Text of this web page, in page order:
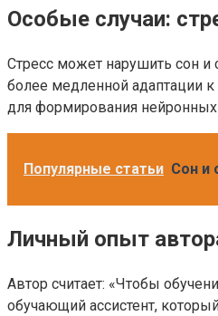
Особые случаи:
Стресс может нарушить сон и
более медленной адаптации
для формирования
Популярные статьи Сон и
Личный опыт
Автор считает: «Чтобы
обучающий ассистент,